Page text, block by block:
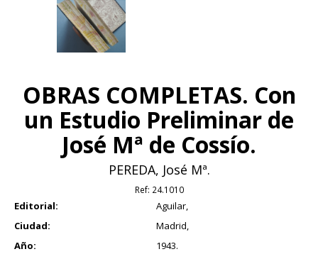
OBRAS COMPLETAS. Con
un Estudio Preliminar de
José Mª de Cossío.
PEREDA, José Mª.
Ref: 24.1010
Editorial:
Aguilar,
Ciudad:
Madrid,
Año:
1943.